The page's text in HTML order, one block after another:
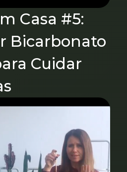
Casa #5:
Bicarbonato
Cuidar